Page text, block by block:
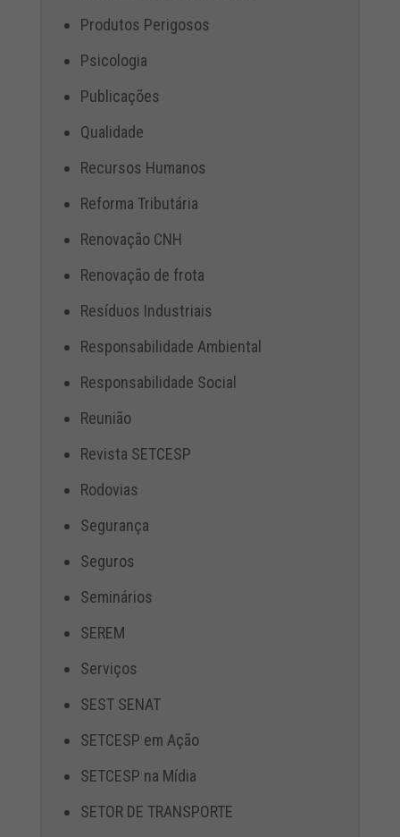
Produtos Perigosos
Psicologia
Publicações
Qualidade
Recursos Humanos
Reforma Tributária
Renovação CNH
Renovação de frota
Resíduos Industriais
Responsabilidade Ambiental
Responsabilidade Social
Reunião
Revista SETCESP
Rodovias
Segurança
Seguros
Seminários
SEREM
Serviços
SEST SENAT
SETCESP em Ação
SETCESP na Mídia
SETOR DE TRANSPORTE